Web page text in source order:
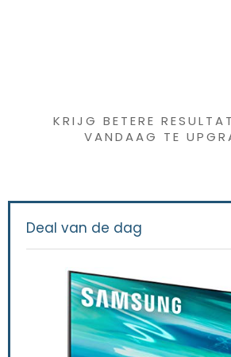
KRIJG BETERE
VANDAAG TE
Deal van de dag